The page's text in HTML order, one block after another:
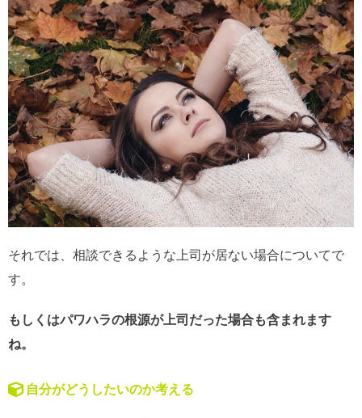
それでは、相談できるような上司が居ない場合についてで
す。
もしくはパワハラの根源が上司だった場合も含まれます
ね。
自分がどうしたいのか考える